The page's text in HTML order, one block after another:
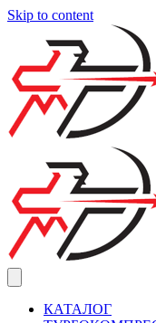
Skip to content
КАТАЛОГ